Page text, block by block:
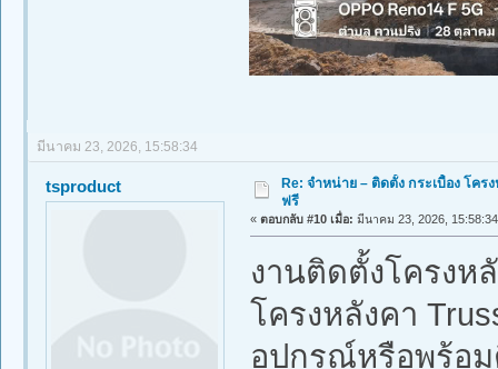
มีนาคม 23, 2026, 15:58:34
tsproduct
Re: จำหน่าย – ติดตั้ง กระเบื้อง โคร
ฟรี
« ตอบกลับ #10 เมื่อ: มีนาคม 23, 2026,
งานติดตั้งโครงห
โครงหลังคา
อุปกรณ์หรือพร้อม